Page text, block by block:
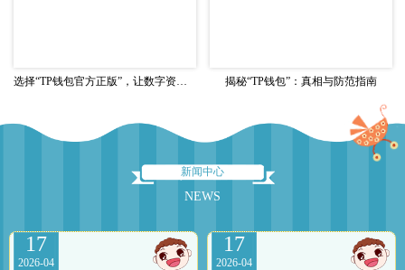
选择“TP钱包官方正版”，让数字资产管理更简单安全 揭秘“TP钱包”：真相与防范指南
新闻中心
NEWS
17
2026-04
17
2026-04